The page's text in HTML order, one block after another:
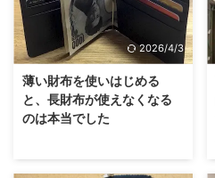
2026/4/3
薄い財布を使いはじめる
と、長財布が使えなくなる
のは本当でした